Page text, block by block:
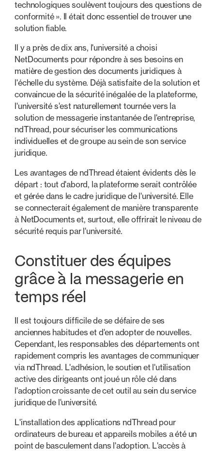
technologiques soulèvent toujours des questions de
conformité ». Il était donc essentiel de trouver une
solution fiable.
Il y a près de dix ans, l'université a choisi
NetDocuments pour répondre à ses besoins en
matière de gestion des documents juridiques à
l'échelle du système. Déjà satisfaite de la solution et
convaincue de la sécurité inégalée de la plateforme,
l'université s'est naturellement tournée vers la
solution de messagerie instantanée de l'entreprise,
ndThread, pour sécuriser les communications
individuelles et de groupe au sein de son service
juridique.
Les avantages de ndThread étaient évidents dès le
départ : tout d'abord, la plateforme serait contrôlée
et gérée dans le cadre juridique de l'université. Elle
se connecterait également de manière transparente
à NetDocuments et, surtout, elle offrirait le niveau de
sécurité requis par l'université.
Constituer des équipes
grâce à la messagerie en
temps réel
Il est toujours difficile de se défaire de ses
anciennes habitudes et d'en adopter de nouvelles.
Cependant, les responsables des départements ont
rapidement compris les avantages de communiquer
via ndThread. L'adhésion, le soutien et l'utilisation
active des dirigeants ont joué un rôle clé dans
l'adoption croissante de cet outil au sein du service
juridique de l'université.
L'installation des applications ndThread pour
ordinateurs de bureau et appareils mobiles a été un
point de basculement dans l'adoption. L'accès à